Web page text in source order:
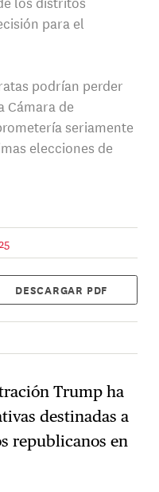
para el
podrían perder
Cámara de
seriamente
elecciones de
DESCARGAR PDF
Trump ha
destinadas a
republicanos en